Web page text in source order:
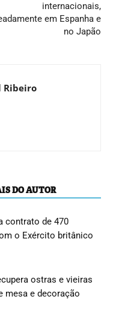
internacionais,
em Espanha e
no Japão
Ribeiro
DO AUTOR
contrato de 470
o Exército britânico
ostras e vieiras
mesa e decoração